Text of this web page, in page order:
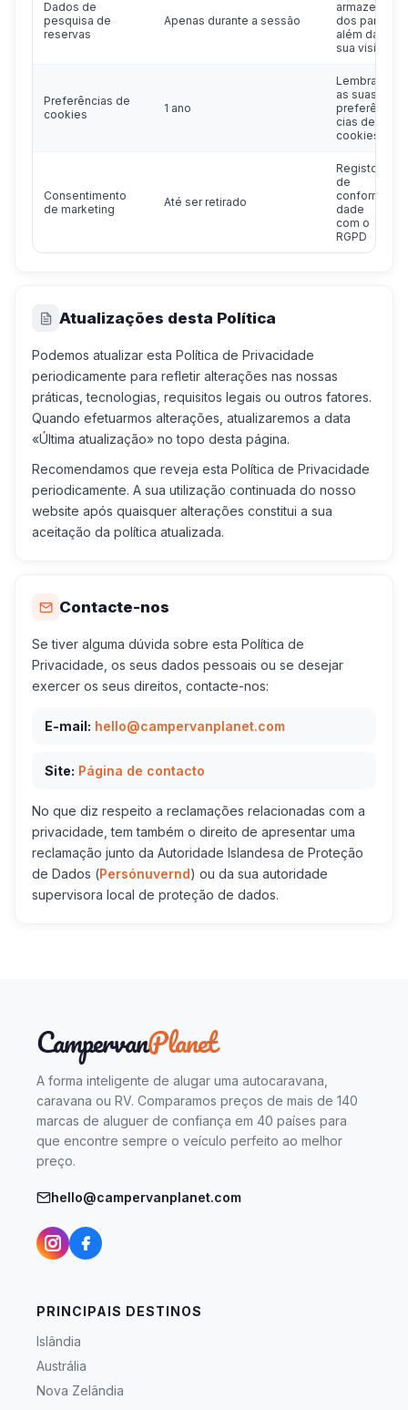
Dados de
pesquisa de
reservas
Apenas durante a sessão
armazena
dos para
além da
sua visita
Preferências de
cookies
1 ano
Lembrar
as suas
preferên
cias de
cookies
Consentimento
de marketing
Até ser retirado
Registos
de
conformi
dade
com o
RGPD
Atualizações desta Política
Podemos atualizar esta Política de Privacidade
periodicamente para refletir alterações nas nossas
práticas, tecnologias, requisitos legais ou outros fatores.
Quando efetuarmos alterações, atualizaremos a data
«Última atualização» no topo desta página.
Recomendamos que reveja esta Política de Privacidade
periodicamente. A sua utilização continuada do nosso
website após quaisquer alterações constitui a sua
aceitação da política atualizada.
Contacte-nos
Se tiver alguma dúvida sobre esta Política de
Privacidade, os seus dados pessoais ou se desejar
exercer os seus direitos, contacte-nos:
E-mail: hello@campervanplanet.com
Site: Página de contacto
No que diz respeito a reclamações relacionadas com a
privacidade, tem também o direito de apresentar uma
reclamação junto da Autoridade Islandesa de Proteção
de Dados (Persónuvernd) ou da sua autoridade
supervisora local de proteção de dados.
CampervanPlanet
A forma inteligente de alugar uma autocaravana,
caravana ou RV. Comparamos preços de mais de 140
marcas de aluguer de confiança em 40 países para
que encontre sempre o veículo perfeito ao melhor
preço.
hello@campervanplanet.com
PRINCIPAIS DESTINOS
Islândia
Austrália
Nova Zelândia